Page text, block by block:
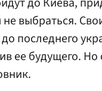
не выбраться.
последнего
ее будущего. Но